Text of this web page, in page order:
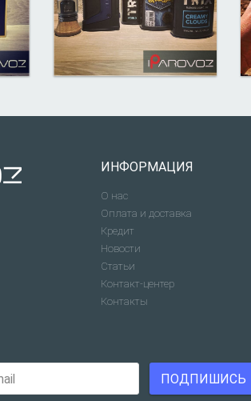
ИНФОРМАЦИЯ
О нас
Оплата и доставка
Кредит
Новости
Статьи
Контакт-центер
Контакты
ПОДПИШИСЬ